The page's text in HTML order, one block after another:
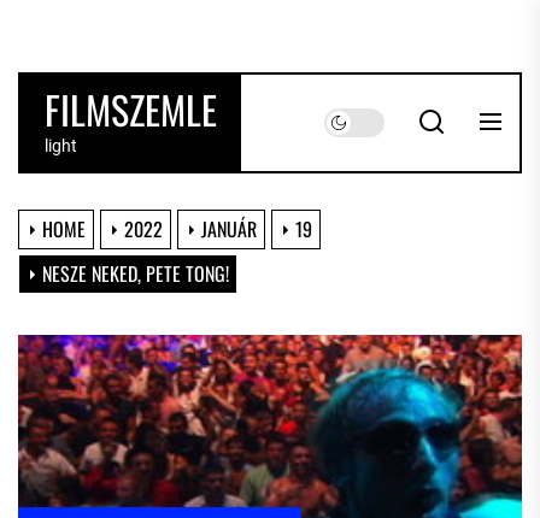
the
contentFILMSZEMLE
light
HOME 2022 JANUÁR
19
NESZE NEKED, PETE TONG!